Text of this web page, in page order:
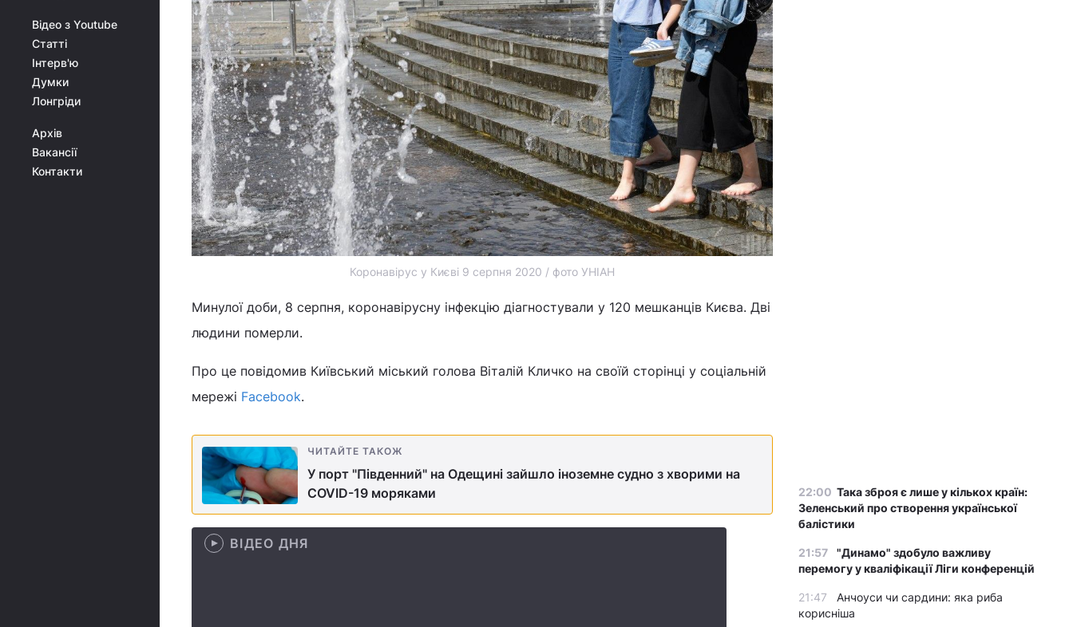
Відео з Youtube
Статті
Інтерв'ю
Думки
Лонгріди
Архів
Вакансії
Контакти
Коронавірус у Києві 9 серпня 2020 / фото УНІАН
Минулої доби, 8 серпня, коронавірусну інфекцію діагностували у 120 мешканців Києва. Дві
людини померли.
Про це повідомив Київський міський голова Віталій Кличко на своїй сторінці у соціальній
мережі Facebook.
ЧИТАЙТЕ ТАКОЖ
У порт "Південний" на Одещині зайшло іноземне судно з хворими на
COVID-19 моряками
ВІДЕО ДНЯ
22:00 Така зброя є лише у кількох країн:
Зеленський про створення української
балістики
21:57
"Динамо" здобуло важливу
перемогу у кваліфікації Ліги конференцій
21:47
Анчоуси чи сардини: яка риба
корисніша